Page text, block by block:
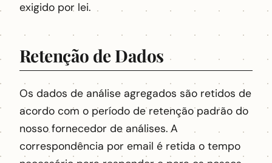
exigido por lei.
Retenção de Dados
Os dados de análise agregados são retidos de
acordo com o período de retenção padrão do
nosso fornecedor de análises. A
correspondência por email é retida o tempo